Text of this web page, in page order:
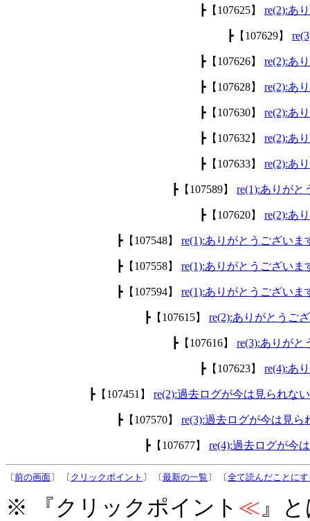
┣【107625】 re(2):あ
┣【107629】
┣【107626】 re(2):あ
┣【107628】 re(2):あ
┣【107630】 re(2):あ
┣【107632】 re(2):あ
┣【107633】 re(2):あ
┣【107589】 re(1):ありがと
┣【107620】 re(2):あ
┣【107548】 re(1):ありがとうございま
┣【107558】 re(1):ありがとうございま
┣【107594】 re(1):ありがとうございま
┣【107615】 re(2):ありがとうご
┣【107616】 re(3):ありがと
┣【107623】 re(4):あ
┣【107451】 re(2):過去ログが今は見られな
┣【107570】 re(3):過去ログが今は見
┣【107677】 re(4):過去ログが今
〔前の画面〕 〔 クリックポイント 〕 〔最新の一覧 〕 〔全て読んだことに
※ 『クリックポイント ≪』